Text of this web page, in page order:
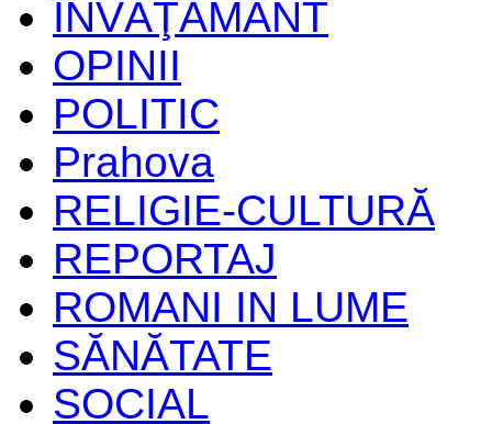
ÎNVĂŢĂMÂNT
OPINII
POLITIC
Prahova
RELIGIE-CULTURĂ
REPORTAJ
ROMANI IN LUME
SĂNĂTATE
SOCIAL